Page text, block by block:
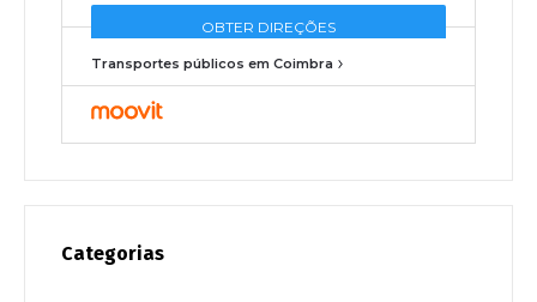
Transportes públicos em Coimbra
Categorias